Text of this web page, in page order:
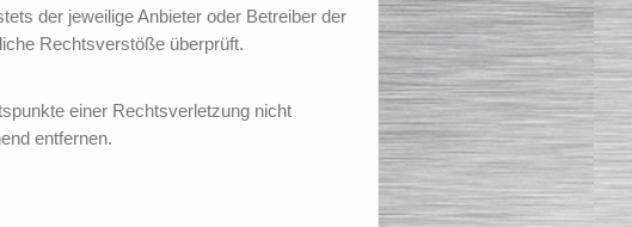
der jeweilige Anbieter oder Betreiber der
Rechtsverstöße überprüft.
einer Rechtsverletzung nicht
entfernen.